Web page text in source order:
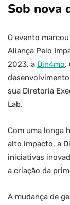
Sob nova
O evento
Aliança Pelo
2023, a Din4mo,
sua Diretoria
Lab.
Com uma longa
alto impacto, a
iniciativas
a criação da
A mudança de